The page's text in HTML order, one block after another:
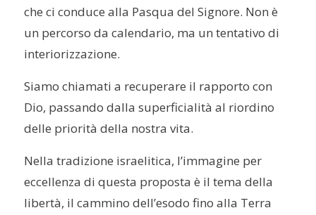
che ci conduce alla Pasqua del Signore. Non è
un percorso da calendario, ma un tentativo di
interiorizzazione.
Siamo chiamati a recuperare il rapporto con
Dio, passando dalla superficialità al riordino
delle priorità della nostra vita.
Nella tradizione israelitica, l’immagine per
eccellenza di questa proposta è il tema della
libertà, il cammino dell’esodo fino alla Terra